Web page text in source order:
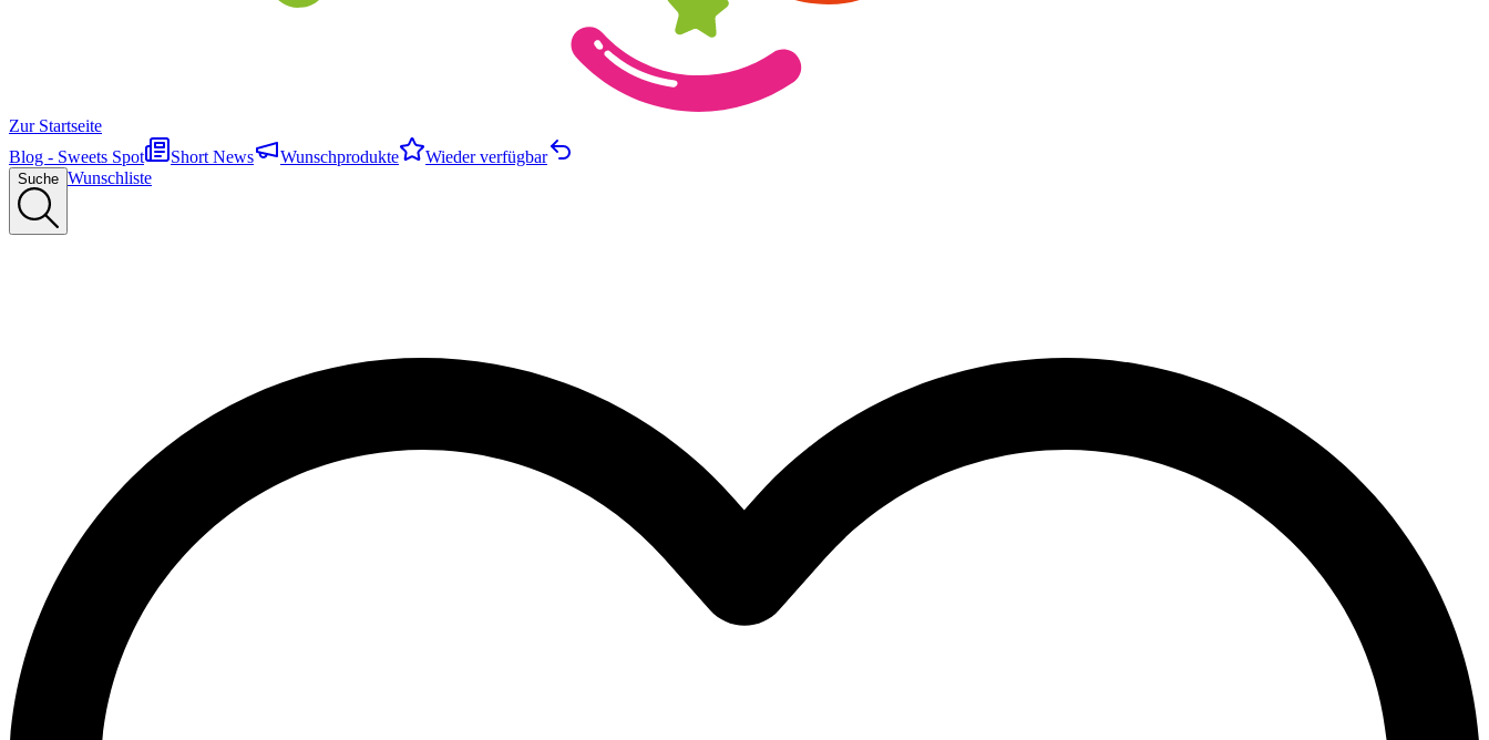
Zur Startseite
Blog - Sweets Spot
Short News Wunschprodukte Wieder verfügbar
Suche Wunschliste